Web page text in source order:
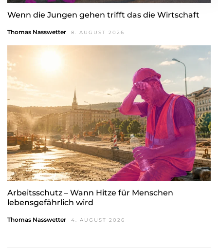
Wenn die Jungen gehen trifft das die Wirtschaft
Thomas Nasswetter 8. AUGUST 2026
Arbeitsschutz – Wann Hitze für Menschen
lebensgefährlich wird
Thomas Nasswetter 4. AUGUST 2026